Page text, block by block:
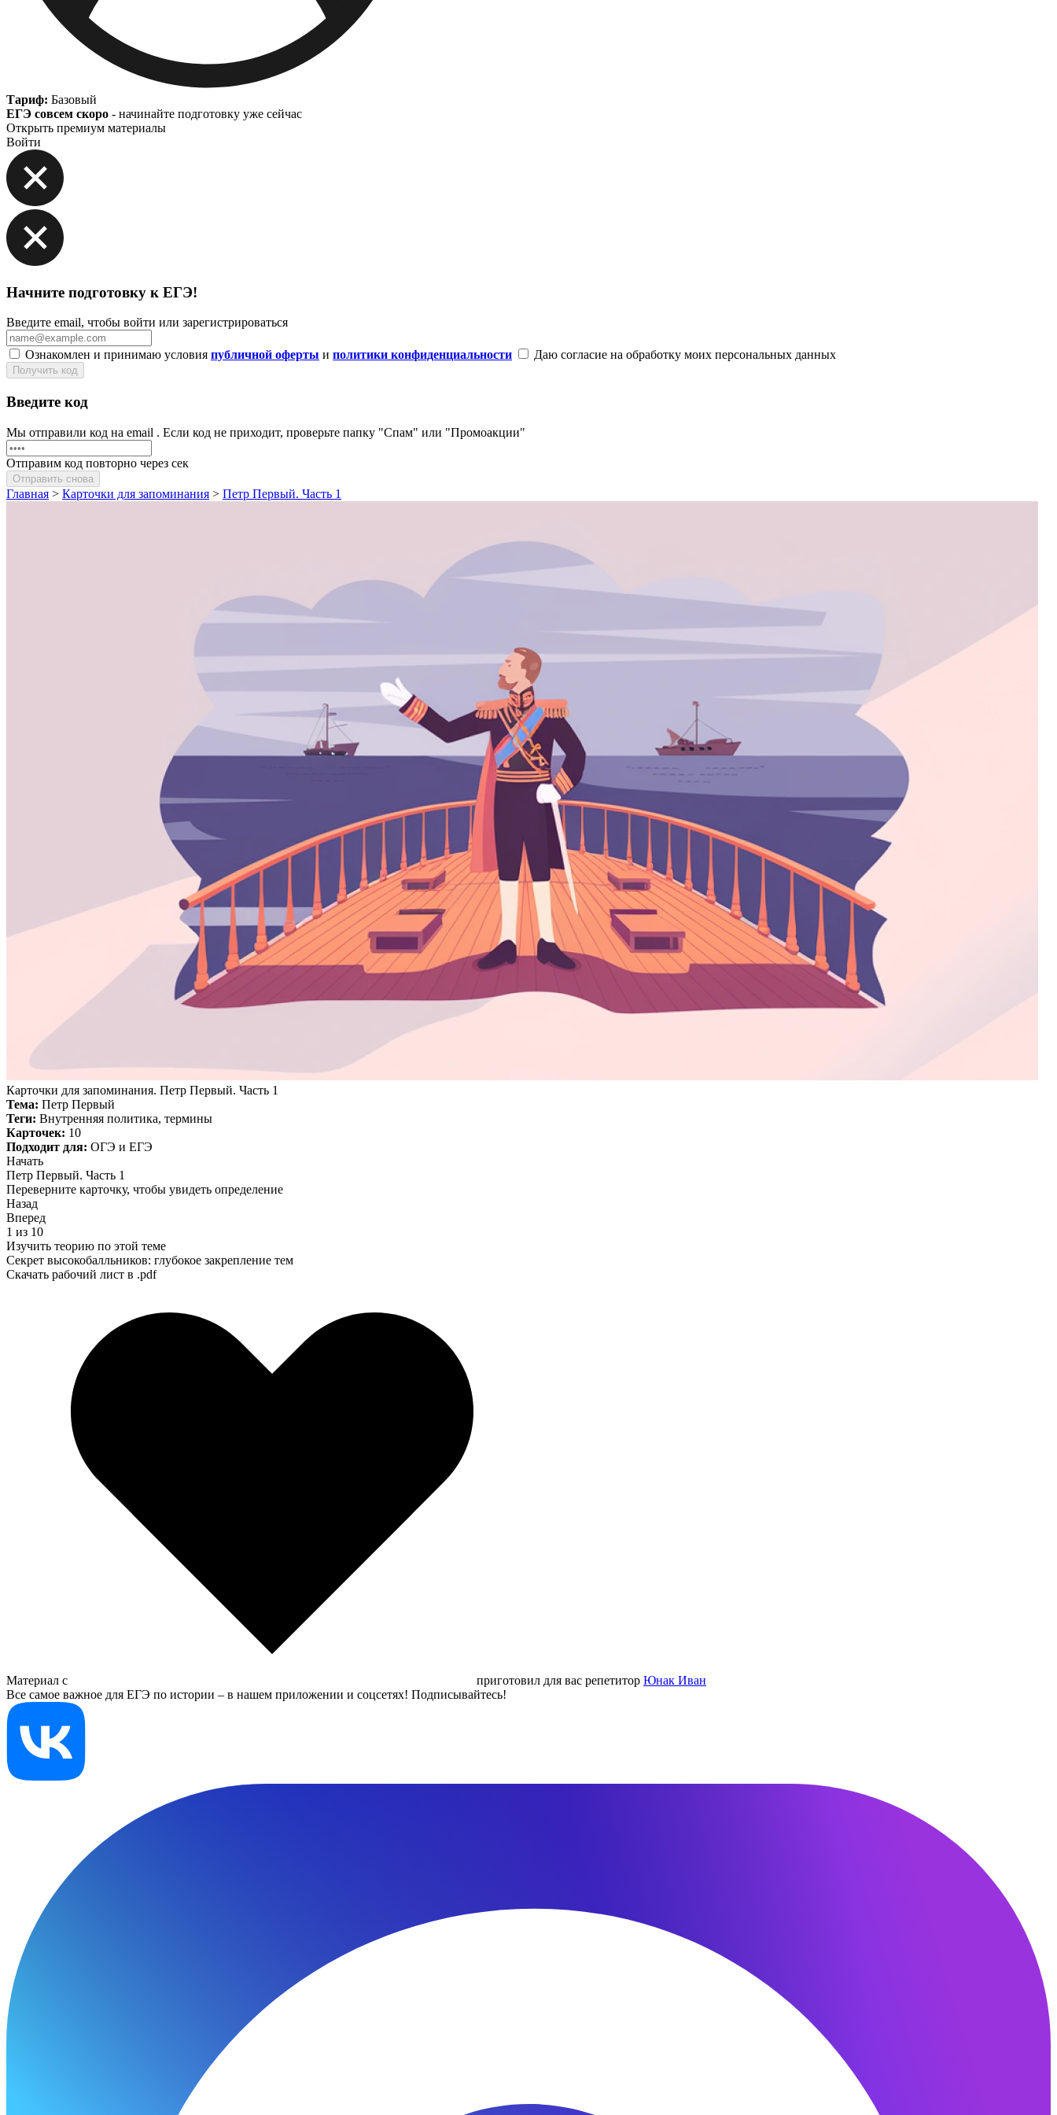
Тариф: Базовый
ЕГЭ совсем скоро - начинайте подготовку уже сейчас
Открыть премиум материалы
Войти
Начните подготовку к ЕГЭ!
Введите email, чтобы войти или зарегистрироваться
Ознакомлен и принимаю условия публичной оферты и политики конфиденциальности Даю согласие на обработку моих персональных данных
Получить код
Введите код
Мы отправили код на email . Если код не приходит, проверьте папку "Спам" или "Промоакции"
Отправим код повторно через сек
Отправить снова
Главная > Карточки для запоминания > Петр Первый. Часть 1
Карточки для запоминания. Петр Первый. Часть 1
Тема: Петр Первый
Теги: Внутренняя политика, термины
Карточек: 10
Подходит для: ОГЭ и ЕГЭ
Начать
Петр Первый. Часть 1
Переверните карточку, чтобы увидеть определение
Назад
Вперед
1 из 10
Изучить теорию по этой теме
Секрет высокобалльников: глубокое закрепление тем
Скачать рабочий лист в .pdf
Материал с приготовил для вас репетитор Юнак Иван
Все самое важное для ЕГЭ по истории – в нашем приложении и соцсетях! Подписывайтесь!